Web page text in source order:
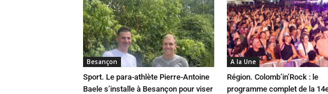
Besançon
Sport. Le para-athlète Pierre-Antoine
Baele s’installe à Besançon pour viser
A la Une
Région. Colomb’in’Rock : le
programme complet de la